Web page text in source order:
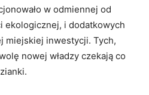
w odmiennej od
i dodatkowych
miejskiej inwestycji. Tych,
nowej władzy czekają co